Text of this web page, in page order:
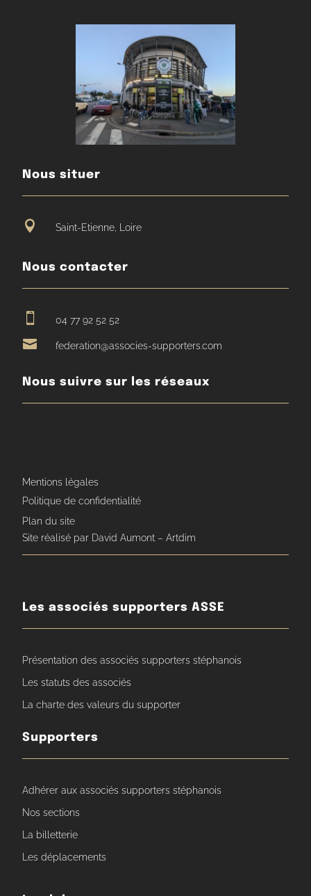
Nous situer
 Saint-Etienne, Loire
Nous contacter
 04 77 92 52 52
 federation@associes-supporters.com
Nous suivre sur les réseaux
Mentions légales
Politique de confidentialité
Plan du site
Site réalisé par David Aumont – Artdim
Les associés supporters ASSE
Présentation des associés supporters stéphanois
Les statuts des associés
La charte des valeurs du supporter
Supporters
Adhérer aux associés supporters stéphanois
Nos sections
La billetterie
Les déplacements